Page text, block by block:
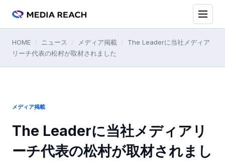
HOME ニュース メディア掲載
The Leaderに当社メディア
リーチ代表の松村が取材されました
メディア掲載
The Leaderに当社メディアリ
ーチ代表の松村が取材されまし